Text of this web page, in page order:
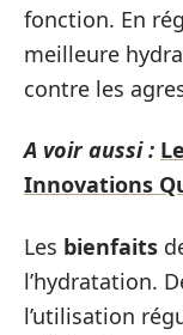
fonction. En
meilleure
contre les
A voir aussi :
Innovations
Les bienfaits
l’hydratation.
l’utilisation